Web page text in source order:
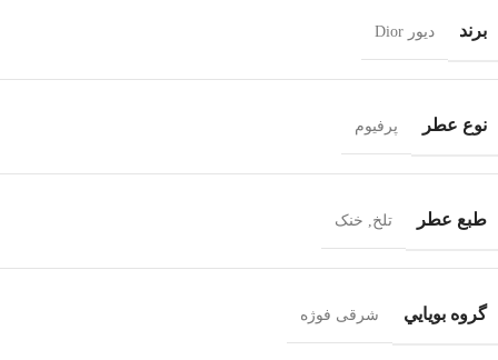
برند دیور Dior
نوع عطر پرفیوم
طبع عطر تلخ, خنک
گروه بويايي شرقی فوژه